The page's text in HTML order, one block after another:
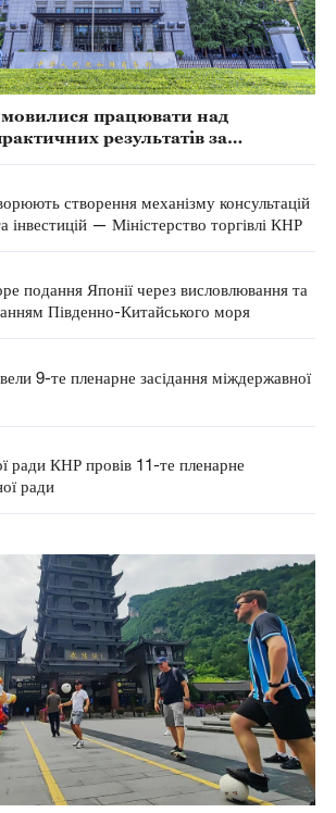
працювати над
результатів за
створення механізму консультацій
інвестицій — Міністерство торгівлі КНР
подання Японії через висловлювання та
Південно-Китайського моря
9-те пленарне засідання міждержавної
ради КНР провів 11-те пленарне
ради